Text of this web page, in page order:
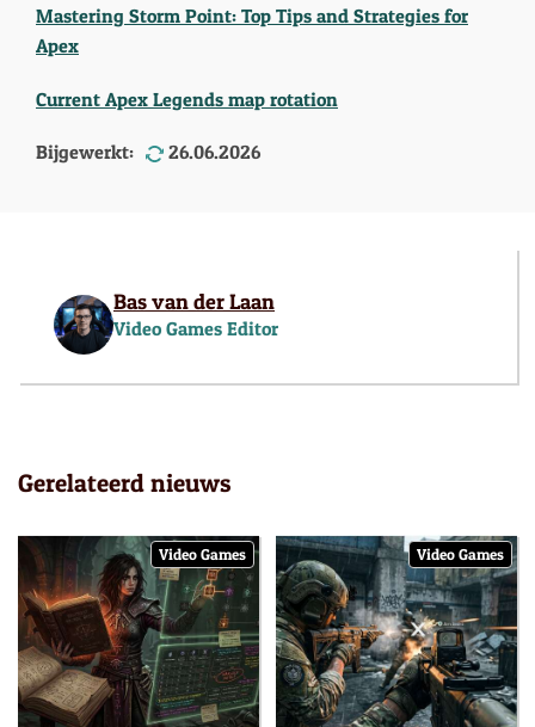
Mastering Storm Point: Top Tips and Strategies for
Apex
Current Apex Legends map rotation
Bijgewerkt: 26.06.2026
Bas van der Laan
Video Games Editor
Gerelateerd nieuws
Video Games Video Games